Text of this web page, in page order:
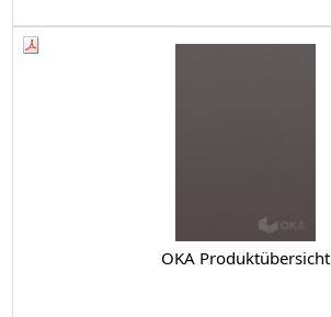
OKA Produktübersicht